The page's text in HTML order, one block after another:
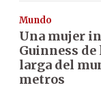
Mundo
Una mujer
Guinness de
larga del
metros